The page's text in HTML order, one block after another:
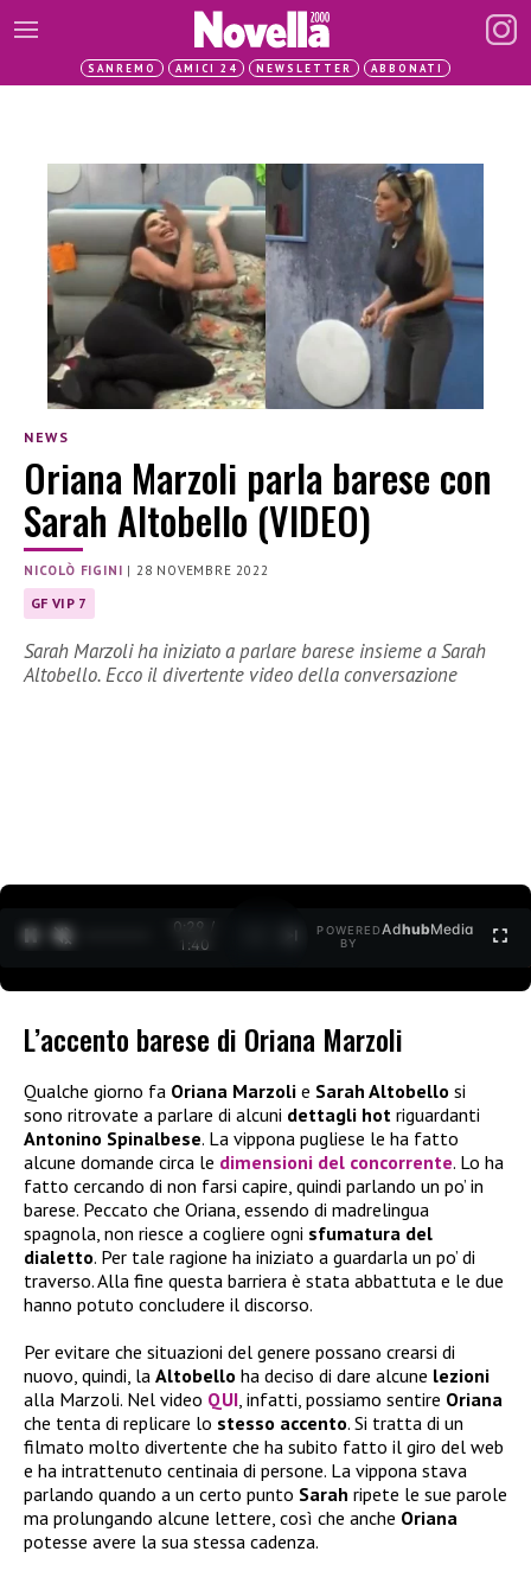
SANREMO AMICI 24 NEWSLETTER ABBONATI
NEWS
Oriana Marzoli parla barese con
Sarah Altobello (VIDEO)
NICOLÒ FIGINI | 28 NOVEMBRE 2022
GF VIP 7
Sarah Marzoli ha iniziato a parlare barese insieme a Sarah
Altobello. Ecco il divertente video della conversazione
0:30 /
1:40
POWERED
BY
AdhubMedia
L’accento barese di Oriana Marzoli
Qualche giorno fa Oriana Marzoli e Sarah Altobello si
sono ritrovate a parlare di alcuni dettagli hot riguardanti
Antonino Spinalbese. La vippona pugliese le ha fatto
alcune domande circa le dimensioni del concorrente. Lo ha
fatto cercando di non farsi capire, quindi parlando un po’ in
barese. Peccato che Oriana, essendo di madrelingua
spagnola, non riesce a cogliere ogni sfumatura del
dialetto. Per tale ragione ha iniziato a guardarla un po’ di
traverso. Alla fine questa barriera è stata abbattuta e le due
hanno potuto concludere il discorso.
Per evitare che situazioni del genere possano crearsi di
nuovo, quindi, la Altobello ha deciso di dare alcune lezioni
alla Marzoli. Nel video QUI, infatti, possiamo sentire Oriana
che tenta di replicare lo stesso accento. Si tratta di un
filmato molto divertente che ha subito fatto il giro del web
e ha intrattenuto centinaia di persone. La vippona stava
parlando quando a un certo punto Sarah ripete le sue parole
ma prolungando alcune lettere, così che anche Oriana
potesse avere la sua stessa cadenza.